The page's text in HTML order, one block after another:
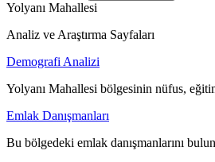
Yolyanı Mahallesi
Analiz ve Araştırma Sayfaları
Demografi Analizi
Yolyanı Mahallesi bölgesinin nüfus,
Emlak Danışmanları
Bu bölgedeki emlak danışmanlarını bulun